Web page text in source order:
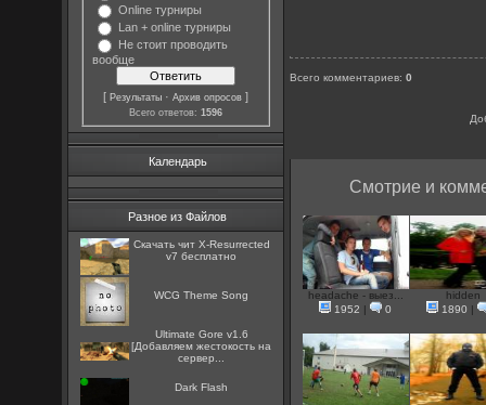
Online турниры
Lan + online турниры
Не стоит проводить
вообще
[Результаты ·Архив опросов ]
Всего ответов:1596
Календарь
Разное из Файлов
Скачать чит X-Resurrected
v7 бесплатно
WCG Theme Song
Ultimate Gore v1.6
[Добавляем жестокость на
сервер...
Dark Flash
Всего комментариев:0
Смотрие и
headache - выез...
1952
| 0
hidden
1890
|